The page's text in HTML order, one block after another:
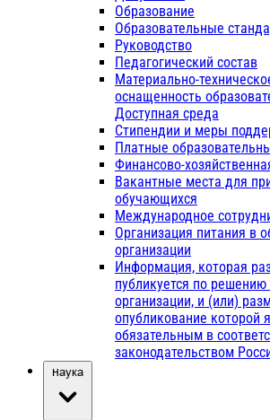
Образование
Образовательные
Руководство
Педагогический состав
Материально-
оснащенность
Доступная среда
Стипендии и меры
Платные
Финансово-
Вакантные места для
обучающихся
Международное
Организация питания в
организации
Информация, которая
публикуется по решению
организации, и (или)
опубликование которой
обязательным в
законодательством
Наука